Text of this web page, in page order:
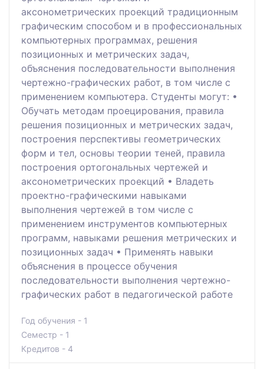
аксонометрических проекций традиционным
графическим способом и в профессиональных
компьютерных программах, решения
позиционных и метрических задач,
объяснения последовательности выполнения
чертежно-графических работ, в том числе с
применением компьютера. Студенты могут: •
Обучать методам проецирования, правила
решения позиционных и метрических задач,
построения перспективы геометрических
форм и тел, основы теории теней, правила
построения ортогональных чертежей и
аксонометрических проекций • Владеть
проектно-графическими навыками
выполнения чертежей в том числе с
применением инструментов компьютерных
программ, навыками решения метрических и
позиционных задач • Применять навыки
объяснения в процессе обучения
последовательности выполнения чертежно-
графических работ в педагогической работе
Год обучения - 1
Семестр - 1
Кредитов - 4